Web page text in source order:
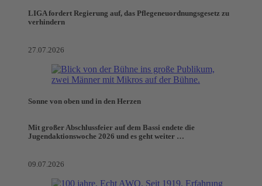
LIGA fordert Regierung auf, das Pflegeneuordnungsgesetz zu
verhindern
27.07.2026
Sonne von oben und in den Herzen
Mit großer Abschlussfeier auf dem Bassi endete die
Jugendaktionswoche 2026 und es geht weiter …
09.07.2026